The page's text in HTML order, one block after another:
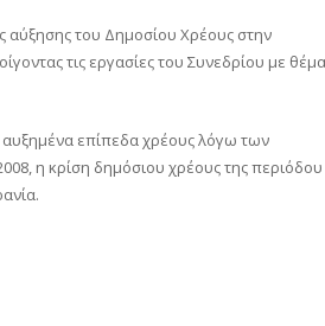
αύξησης του Δημοσίου Χρέους στην
τις εργασίες του Συνεδρίου με θέμα
επίπεδα χρέους λόγω των
η κρίση δημόσιου χρέους της περιόδου